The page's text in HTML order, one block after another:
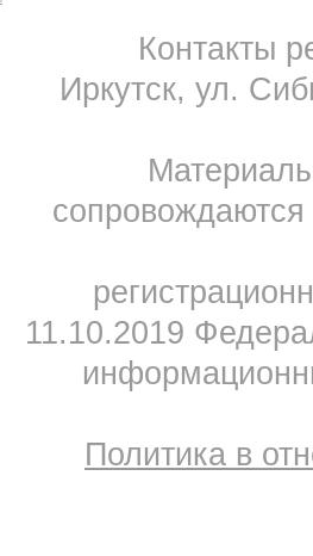
Контакты
Иркутск, ул.
11.10.2019
Политика в